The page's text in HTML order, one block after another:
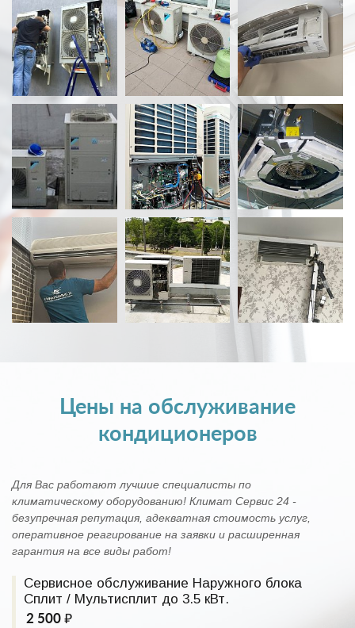
Цены на обслуживание
кондиционеров
Для Вас работают лучшие специалисты по
климатическому оборудованию! Климат Сервис 24 -
безупречная репутация, адекватная стоимость услуг,
оперативное реагирование на заявки и расширенная
гарантия на все виды работ!
Сервисное обслуживание Наружного блока
Сплит / Мультисплит до 3.5 кВт.
2 500 ₽